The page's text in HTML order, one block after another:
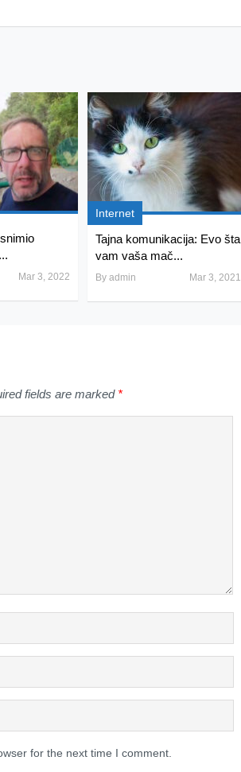
Mar 3, 2022
Internet
Tajna komunikacija: Evo šta
vam vaša mač...
By admin Mar 3, 2021
fields are marked *
for the next time I comment.